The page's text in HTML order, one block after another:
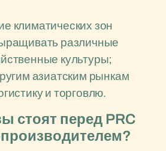
климатических зон
различные
культуры;
азиатским рынкам
и торговлю.
стоят перед PRC
производителем?